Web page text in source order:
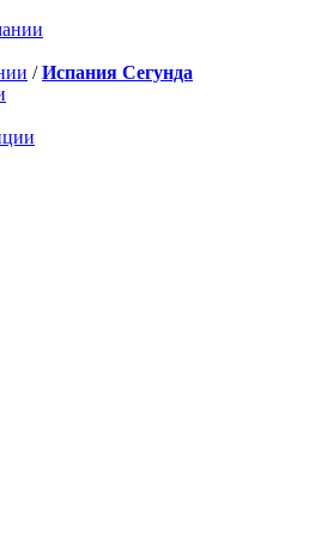
/Испания Сегунда